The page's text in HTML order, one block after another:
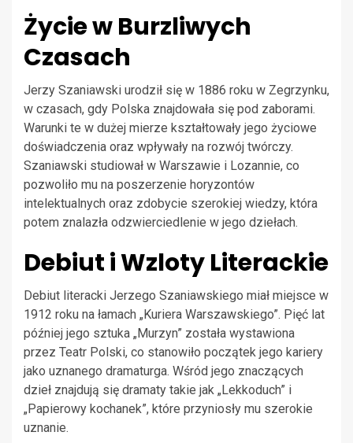
Życie w Burzliwych
Czasach
Jerzy Szaniawski urodził się w 1886 roku w Zegrzynku,
w czasach, gdy Polska znajdowała się pod zaborami.
Warunki te w dużej mierze kształtowały jego życiowe
doświadczenia oraz wpływały na rozwój twórczy.
Szaniawski studiował w Warszawie i Lozannie, co
pozwoliło mu na poszerzenie horyzontów
intelektualnych oraz zdobycie szerokiej wiedzy, która
potem znalazła odzwierciedlenie w jego dziełach.
Debiut i Wzloty Literackie
Debiut literacki Jerzego Szaniawskiego miał miejsce w
1912 roku na łamach „Kuriera Warszawskiego”. Pięć lat
później jego sztuka „Murzyn” została wystawiona
przez Teatr Polski, co stanowiło początek jego kariery
jako uznanego dramaturga. Wśród jego znaczących
dzieł znajdują się dramaty takie jak „Lekkoduch” i
„Papierowy kochanek”, które przyniosły mu szerokie
uznanie.